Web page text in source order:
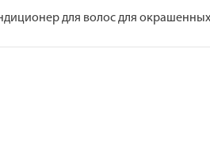
для волос для